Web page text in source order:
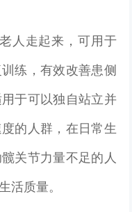
人走起来，可用于
练，有效改善患侧
于可以独自站立并
的人群，在日常生
关节力量不足的人
活质量。